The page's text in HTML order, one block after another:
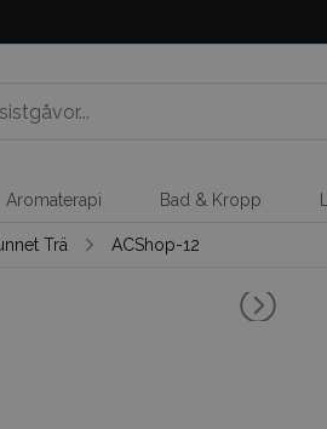
Aromaterapi Bad & Kropp
Trä ACShop-12